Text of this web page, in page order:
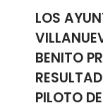
LOS
BENITO
PILOTO